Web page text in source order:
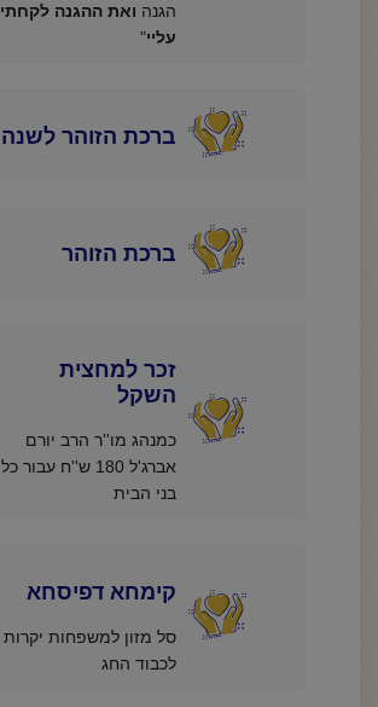
הגנה ואת ההגנה לקחתי
עליי"
ברכת הזוהר לשנה
ברכת הזוהר
זכר למחצית
השקל
כמנהג מו''ר הרב יורם
אברג'ל 180 ש''ח עבור כל
בני הבית
קימחא דפיסחא
סל מזון למשפחות יקרות
לכבוד החג